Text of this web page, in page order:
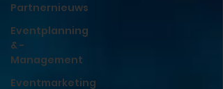
Partnernieuws
Eventplanning
& -
Management
Eventmarketing